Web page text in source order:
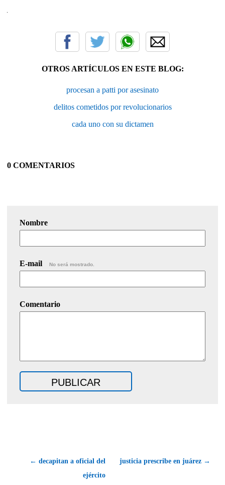
OTROS ARTÍCULOS EN ESTE BLOG:
procesan a patti por asesinato
delitos cometidos por revolucionarios
cada uno con su dictamen
0 COMENTARIOS
Nombre
E-mail No será mostrado.
Comentario
← decapitan a oficial del
ejército
justicia prescribe en juárez →